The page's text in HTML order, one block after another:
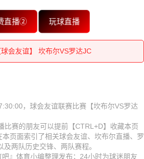
直播② 玩球直播
球会友谊】 坎布尔VS罗达JC
会友谊】 坎布尔VS罗达JC
会友谊】 坎布尔VS罗达JC
会友谊】 坎布尔VS罗达JC
会友谊】 坎布尔VS罗达JC
会友谊】 坎布尔VS罗达JC
，球会友谊联赛比赛【坎布尔VS罗达
赛的朋友可以提前【CTRL+D】收藏本页
页面索引了相关球会友谊、坎布尔直播、罗
两队历史交锋、两队赛程。
』体育小编整理发布；24小时为球迷朋友